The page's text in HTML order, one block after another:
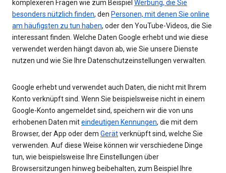
komplexeren Fragen wie zum Beispiel Werbung, die Sie
besonders nützlich finden, den Personen, mit denen Sie online
am häufigsten zu tun haben, oder den YouTube-Videos, die Sie
interessant finden. Welche Daten Google erhebt und wie diese
verwendet werden hängt davon ab, wie Sie unsere Dienste
nutzen und wie Sie Ihre Datenschutzeinstellungen verwalten.
Google erhebt und verwendet auch Daten, die nicht mit Ihrem
Konto verknüpft sind. Wenn Sie beispielsweise nicht in einem
Google-Konto angemeldet sind, speichern wir die von uns
erhobenen Daten miteindeutigen Kennungen, die mit dem
Browser, der App oder dem Gerätverknüpft sind, welche Sie
verwenden. Auf diese Weise können wir verschiedene Dinge
tun, wie beispielsweise Ihre Einstellungen über
Browsersitzungen hinweg beibehalten, zum Beispiel Ihre